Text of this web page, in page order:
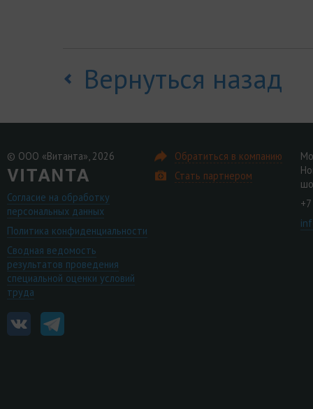
Вернуться назад
© ООО «Витанта», 2026
Согласие на обработку
персональных данных
Политика конфиденциальности
Сводная ведомость
результатов проведения
специальной оценки условий
труда
Обратиться в компанию
Стать партнером